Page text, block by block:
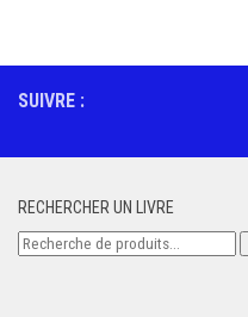
SUIVRE :
RECHERCHER UN LIVRE
Recherche